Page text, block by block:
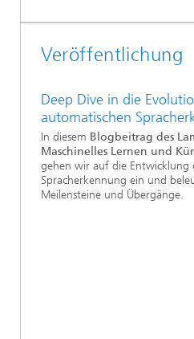
Veröffentlichung
Deep Dive in die
automatischen
In diesem Blogbeitrag des
Maschinelles Lernen und
gehen wir auf die Entwicklung
Spracherkennung ein und
Meilensteine und Übergänge.